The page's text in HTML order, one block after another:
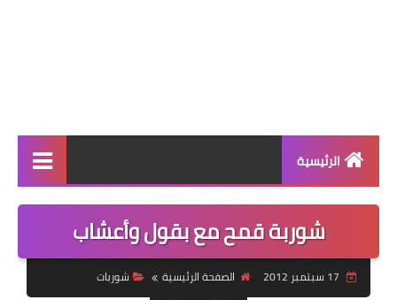
الرئيسية
الرئيسية
أطباق ووجبات
أطباق رئيسية
شوربة قمح مع بقول وأعشاب
الصفحة الرئيسية
شوربات